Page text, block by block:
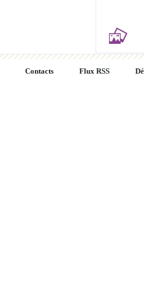
Contacts Flux RSS